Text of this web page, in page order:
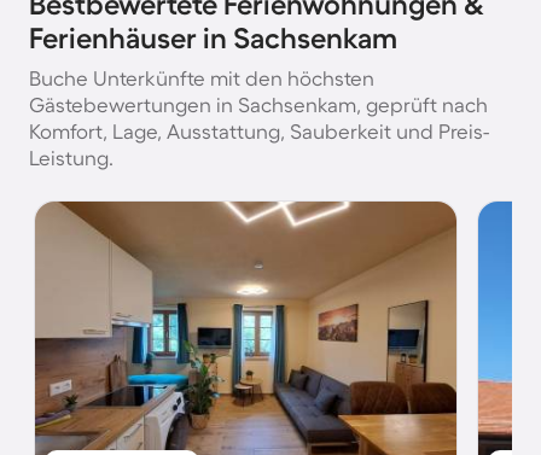
Ferienhäuser in Sachsenkam
Buche Unterkünfte mit den höchsten
Gästebewertungen in Sachsenkam, geprüft nach
Komfort, Lage, Ausstattung, Sauberkeit und Preis-
Leistung.